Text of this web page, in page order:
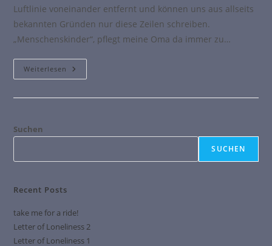
Luftlinie voneinander entfernt und können uns aus allseits
bekannten Gründen nur diese Zeilen schreiben.
„Menschenskinder“, pflegt meine Oma da immer zu…
Weiterlesen
Suchen
SUCHEN
Recent Posts
take me for a ride!
Letter of Loneliness 2
Letter of Loneliness 1